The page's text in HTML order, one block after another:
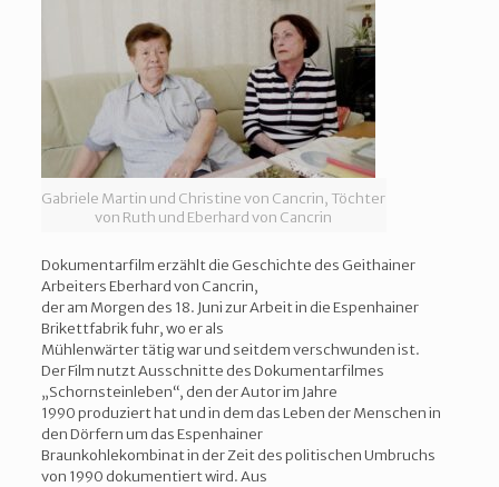
Gabriele Martin und Christine von Cancrin, Töchter
von Ruth und Eberhard von Cancrin
Dokumentarfilm erzählt die Geschichte des Geithainer
Arbeiters Eberhard von Cancrin,
der am Morgen des 18. Juni zur Arbeit in die Espenhainer
Brikettfabrik fuhr, wo er als
Mühlenwärter tätig war und seitdem verschwunden ist.
Der Film nutzt Ausschnitte des Dokumentarfilmes
„Schornsteinleben“, den der Autor im Jahre
1990 produziert hat und in dem das Leben der Menschen in
den Dörfern um das Espenhainer
Braunkohlekombinat in der Zeit des politischen Umbruchs
von 1990 dokumentiert wird. Aus